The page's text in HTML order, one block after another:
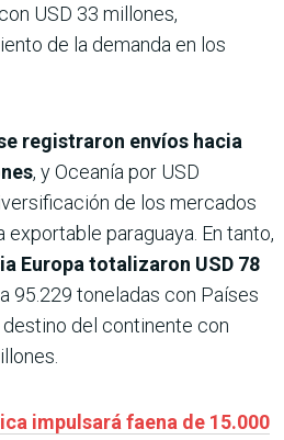
USD 33 millones,
de la demanda en los
registraron envíos hacia
, y Oceanía por USD
de los mercados
paraguaya. En tanto,
Europa totalizaron USD 78
95.229 toneladas con Países
del continente con
impulsará faena de 15.000